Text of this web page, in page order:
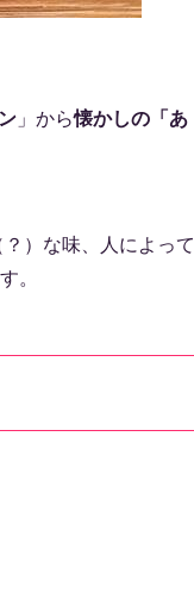
」から懐かしの「あ
）な味、人によって
。